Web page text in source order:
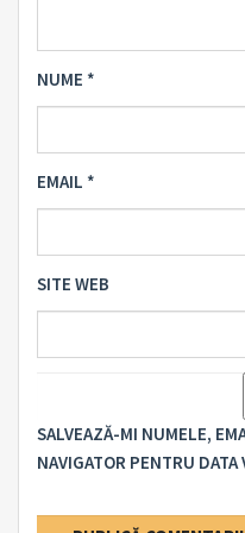
NUME *
EMAIL *
SITE WEB
SALVEAZĂ-MI NUMELE,
NAVIGATOR PENTRU